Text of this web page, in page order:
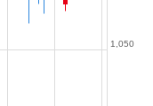
1,050